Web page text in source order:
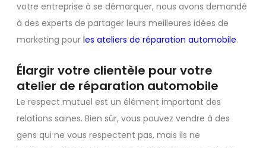
votre entreprise à se démarquer, nous avons demandé
à des experts de partager leurs meilleures idées de
marketing pour les ateliers de réparation automobile.
Élargir votre clientèle pour votre
atelier de réparation automobile
Le respect mutuel est un élément important des
relations saines. Bien sûr, vous pouvez vendre à des
gens qui ne vous respectent pas, mais ils ne